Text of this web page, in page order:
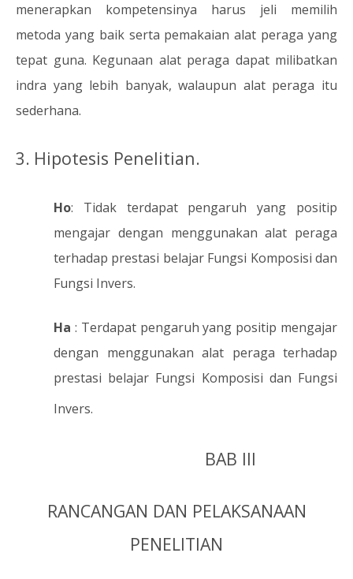
menerapkan kompetensinya harus jeli memilih
metoda yang baik serta pemakaian alat peraga yang
tepat guna. Kegunaan alat peraga dapat milibatkan
indra yang lebih banyak, walaupun alat peraga itu
sederhana.
3. Hipotesis Penelitian.
Ho: Tidak terdapat pengaruh yang positip
mengajar dengan menggunakan alat peraga
terhadap prestasi belajar Fungsi Komposisi dan
Fungsi Invers.
Ha : Terdapat pengaruh yang positip mengajar
dengan menggunakan alat peraga terhadap
prestasi belajar Fungsi Komposisi dan Fungsi
Invers.
BAB III
RANCANGAN DAN PELAKSANAAN
PENELITIAN